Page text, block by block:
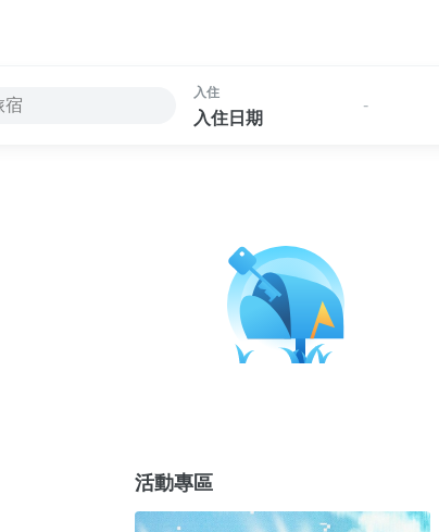
入住
入住日期
-
活動專區